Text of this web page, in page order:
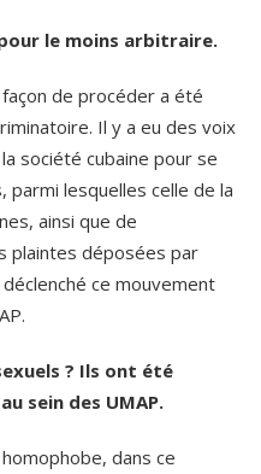
le moins arbitraire.
de procéder a été
Il y a eu des voix
société cubaine pour se
lesquelles celle de la
ainsi que de
plaintes déposées par
ce mouvement
? Ils ont été
sein des UMAP.
dans ce